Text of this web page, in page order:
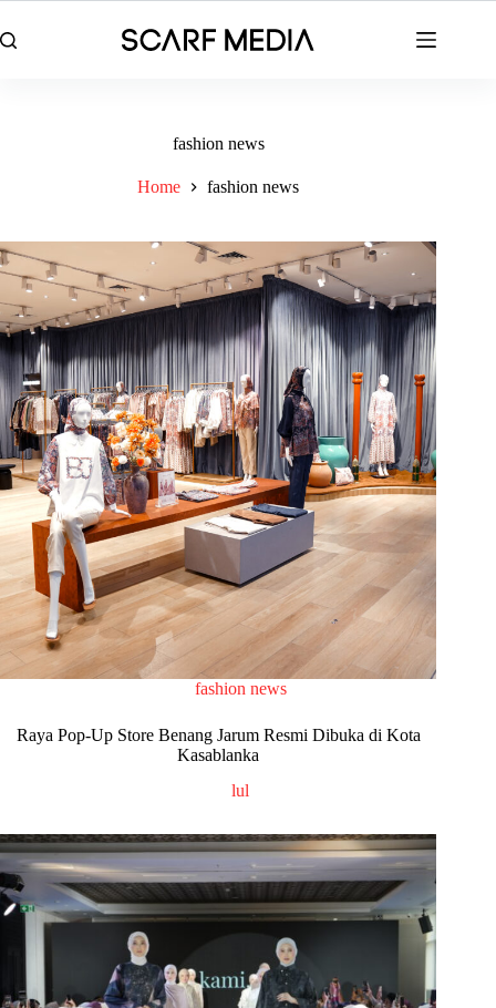
to
content
fashion news
Home fashion news
fashion news
Raya Pop-Up Store Benang Jarum Resmi Dibuka di Kota
Kasablanka
lul